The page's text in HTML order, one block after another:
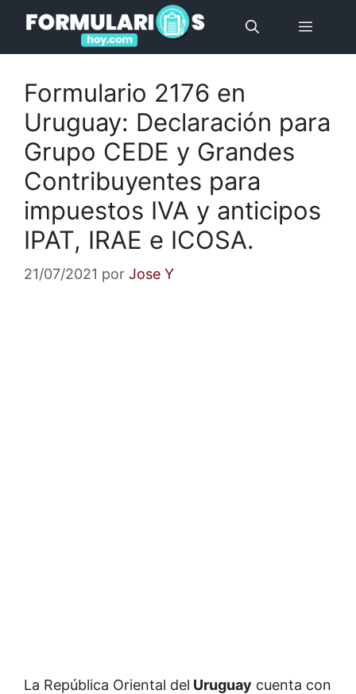
contenido
Menú
Formulario 2176 en
Uruguay: Declaración para
Grupo CEDE y Grandes
Contribuyentes para
impuestos IVA y anticipos
IPAT, IRAE e ICOSA.
21/07/2021 por Jose Y
La República Oriental del Uruguay cuenta con